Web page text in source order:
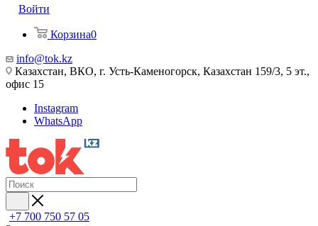
Войти
Корзина0
info@tok.kz
Казахстан, ВКО, г. Усть-Каменогорск, Казахстан 159/3, 5 эт.,
офис 15
Instagram
WhatsApp
+7 700 750 57 05